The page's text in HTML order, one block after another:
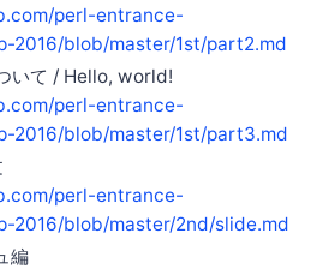
perl-entrance-
2016/blob/master/1st/part2.md
いて / Hello, world!
perl-entrance-
2016/blob/master/1st/part3.md
perl-entrance-
2016/blob/master/2nd/slide.md
編